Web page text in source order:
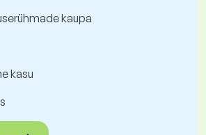
kaupa
kasu